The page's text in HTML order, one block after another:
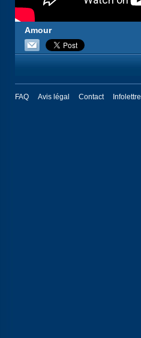
Amour
FAQ Avis légal Contact Infolettre